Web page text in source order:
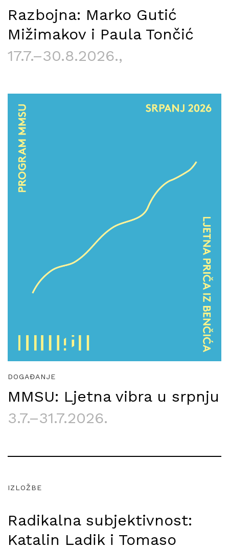
Razbojna: Marko Gutić
Mižimakov i Paula Tončić
17.7.–30.8.2026.,
DOGAĐANJE
MMSU: Ljetna vibra u srpnju
3.7.–31.7.2026.
IZLOŽBE
Radikalna subjektivnost:
Katalin Ladik i Tomaso